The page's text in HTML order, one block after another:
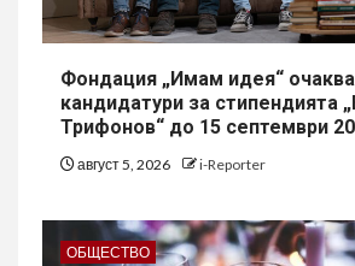
Фондация „Имам идея“
кандидатури за стипендията
Трифонов“ до 15 септември
август 5, 2026 i-Reporter
ОБЩЕСТВО